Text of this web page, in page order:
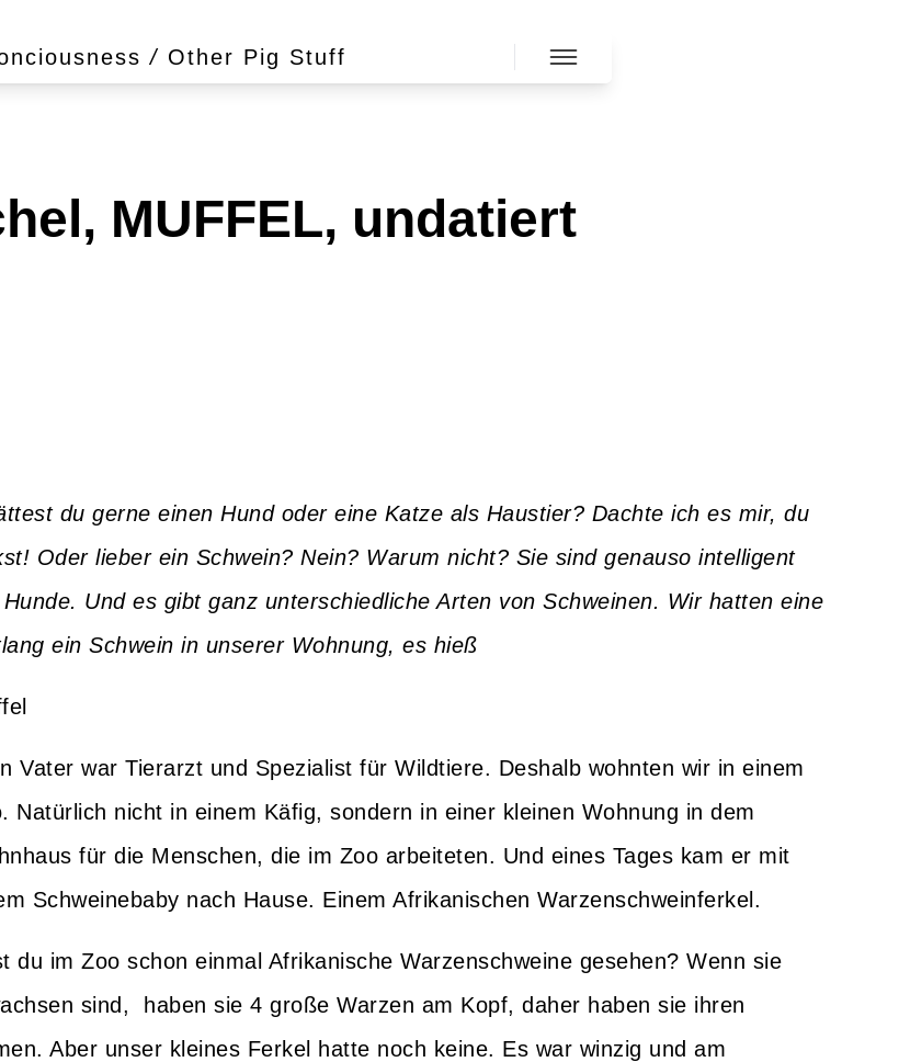
/ Other Pig Stuff
MUFFEL, undatiert
du gerne einen Hund oder eine Katze als Haustier? Dachte ich es mir, du
Oder lieber ein Schwein? Nein? Warum nicht? Sie sind genauso intelligent
Hunde. Und es gibt ganz unterschiedliche Arten von Schweinen. Wir hatten eine
ein Schwein in unserer Wohnung, es hieß
Vater war Tierarzt und Spezialist für Wildtiere. Deshalb wohnten wir in einem
Natürlich nicht in einem Käfig, sondern in einer kleinen Wohnung in dem
für die Menschen, die im Zoo arbeiteten. Und eines Tages kam er mit
Schweinebaby nach Hause. Einem Afrikanischen Warzenschweinferkel.
du im Zoo schon einmal Afrikanische Warzenschweine gesehen? Wenn sie
sind, haben sie 4 große Warzen am Kopf, daher haben sie ihren
Aber unser kleines Ferkel hatte noch keine. Es war winzig und am